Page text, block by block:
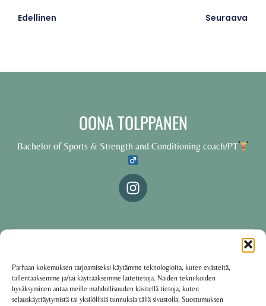
Parhaan kokemuksen tarjoamiseksi käytämme teknologioita, kuten evästeitä,
tallentaaksemme ja/tai käyttääksemme laitetietoja. Näiden tekniikoiden
hyväksyminen antaa meille mahdollisuuden käsitellä tietoja, kuten
selauskäyttäytymistä tai yksilöllisiä tunnuksia tällä sivustolla. Suostumuksen
Edellinen Seuraava
OONA TOLPPANEN
Bachelor of Sports & Strength and Conditioning coach/PT
Käyttöehdot·Tietosuojakäytäntö